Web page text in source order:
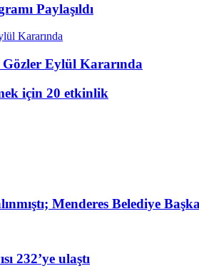
Paylaşıldı
Gözler Eylül Kararında
için 20 etkinlik
Menderes Belediye
232’ye ulaştı